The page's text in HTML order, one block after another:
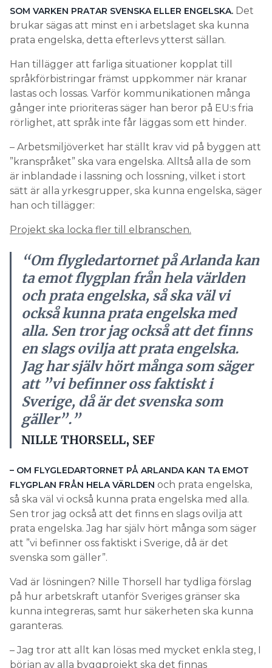
SOM VARKEN PRATAR SVENSKA ELLER ENGELSKA. Det
brukar sägas att minst en i arbetslaget ska kunna
prata engelska, detta efterlevs ytterst sällan.
Han tillägger att farliga situationer kopplat till
språkförbistringar främst uppkommer när kranar
lastas och lossas. Varför kommunikationen många
gånger inte prioriteras säger han beror på EU:s fria
rörlighet, att språk inte får läggas som ett hinder.
– Arbetsmiljöverket har ställt krav vid på byggen att
”kranspråket” ska vara engelska. Alltså alla de som
är inblandade i lassning och lossning, vilket i stort
sätt är alla yrkesgrupper, ska kunna engelska, säger
han och tillägger:
Projekt ska locka fler till elbranschen.
“Om flygledartornet på Arlanda kan
ta emot flygplan från hela världen
och prata engelska, så ska väl vi
också kunna prata engelska med
alla. Sen tror jag också att det finns
en slags ovilja att prata engelska.
Jag har själv hört många som säger
att ”vi befinner oss faktiskt i
Sverige, då är det svenska som
gäller”.”
NILLE THORSELL, SEF
– OM FLYGLEDARTORNET PÅ ARLANDA KAN TA EMOT
FLYGPLAN FRÅN HELA VÄRLDEN och prata engelska,
så ska väl vi också kunna prata engelska med alla.
Sen tror jag också att det finns en slags ovilja att
prata engelska. Jag har själv hört många som säger
att ”vi befinner oss faktiskt i Sverige, då är det
svenska som gäller”.
Vad är lösningen? Nille Thorsell har tydliga förslag
på hur arbetskraft utanför Sveriges gränser ska
kunna integreras, samt hur säkerheten ska kunna
garanteras.
– Jag tror att allt kan lösas med mycket enkla steg, I
början av alla byggprojekt ska det finnas